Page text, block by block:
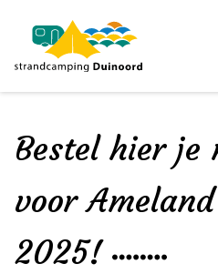
Bestel hier je
voor
2025!